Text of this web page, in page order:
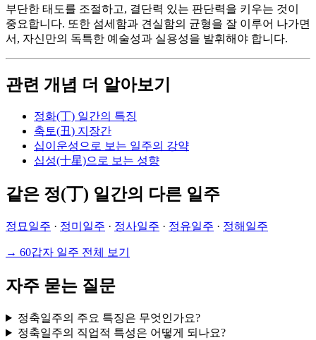
부단한 태도를 조절하고, 결단력 있는 판단력을 키우는 것이
중요합니다. 또한 섬세함과 견실함의 균형을 잘 이루어 나가면
서, 자신만의 독특한 예술성과 실용성을 발휘해야 합니다.
관련 개념 더 알아보기
정화(丁) 일간의 특징
축토(丑) 지장간
십이운성으로 보는 일주의 강약
십성(十星)으로 보는 성향
같은 정(丁) 일간의 다른 일주
정묘일주 · 정미일주 · 정사일주 · 정유일주 · 정해일주
→ 60갑자 일주 전체 보기
자주 묻는 질문
정축일주의 주요 특징은 무엇인가요?
정축일주의 직업적 특성은 어떻게 되나요?